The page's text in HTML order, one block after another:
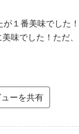
１番美味でした
味でした！ただ
ューを共有